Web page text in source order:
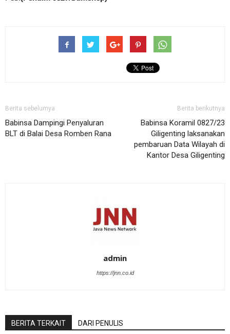
Berita sebelumya
Babinsa Dampingi Penyaluran
BLT di Balai Desa Romben Rana
Berita berikutnya
Babinsa Koramil 0827/23
Giligenting laksanakan
pembaruan Data Wilayah di
Kantor Desa Giligenting
admin
https://jnn.co.id
BERITA TERKAIT DARI PENULIS